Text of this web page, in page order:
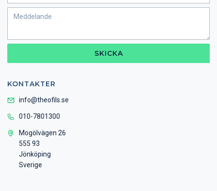
SKICKA
KONTAKTER
info@theofils.se
010-7801300
Mogölvägen 26
555 93
Jönköping
Sverige